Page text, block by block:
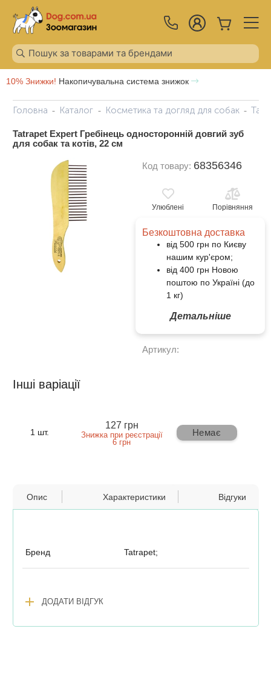
10% Знижки! Накопичувальна система знижок
Головна Каталог Косметика та догляд для собак
Tatrapet Expert Гребінець односторонній довгий зуб
для собак та котів, 22 см
Код товару: 68356346
Улюблені Порівняння
Безкоштовна доставка
від 500 грн по Києву
нашим кур'єром;
від 400 грн Новою
поштою по Україні (до
1 кг)
Детальніше
Артикул:
Інші варіації
1 шт.
127 грн
Знижка при реєстрації
6 грн
Немає
Опис Характеристики Відгуки
Бренд Tatrapet;
add ДОДАТИ ВІДГУК